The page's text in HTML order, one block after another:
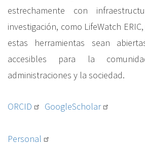
estrechamente con
investigación, como LifeWatch
estas herramientas sean
accesibles para la
administraciones y la sociedad.
ORCID GoogleScholar
Personal